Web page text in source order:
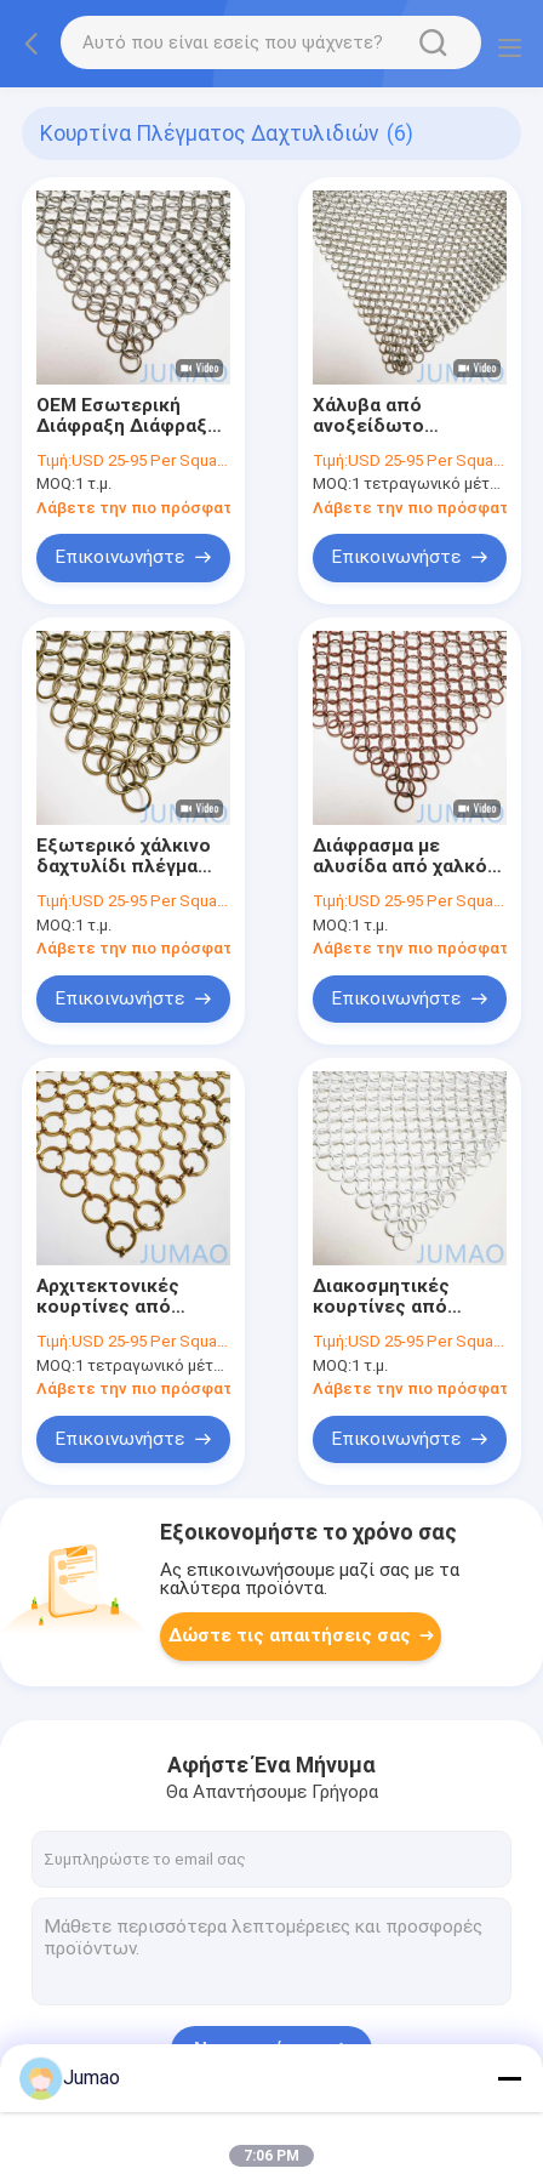
Κουρτίνα Πλέγματος Δαχτυλιδιών (6)
OEM Εσωτερική
Διάφραξη Διάφραξη
Πυροσβεστήρα
Τιμή:USD 25-95 Per Square Meter
MOQ:1 τ.μ.
Λάβετε την πιο πρόσφατη τιμή
Επικοινωνήστε
Χάλυβα από
ανοξείδωτο
κουρτίνα
αλυσοδέκτη για την
αρχιτεκτονική ντους
Τιμή:USD 25-95 Per Square Meter
MOQ:1 τετραγωνικό μέτρο
Λάβετε την πιο πρόσφατη
Επικοινωνήστε
Εξωτερικό χάλκινο
δαχτυλίδι πλέγμα
18mm υψηλή δύναμη
Τιμή:USD 25-95 Per Square Meter
MOQ:1 τ.μ.
Λάβετε την πιο πρόσφατη τιμή
Επικοινωνήστε
Διάφρασμα με
αλυσίδα από χαλκό
εσωτερικών
παραπετασμάτων 10
mm
Τιμή:USD 25-95 Per Square Meter
MOQ:1 τ.μ.
Λάβετε την πιο πρόσφατη
Επικοινωνήστε
Αρχιτεκτονικές
κουρτίνες από
Τιμή:USD 25-95 Per Square Meter
MOQ:1 τετραγωνικό μέτρο
Λάβετε την πιο πρόσφατη τιμή
Επικοινωνήστε
Διακοσμητικές
κουρτίνες από
αλυσοπλέγματος
Τιμή:USD 25-95 Per Square Meter
MOQ:1 τ.μ.
Λάβετε την πιο πρόσφατη
Επικοινωνήστε
Εξοικονομήστε το χρόνο σας
Ας επικοινωνήσουμε μαζί σας με τα
καλύτερα προϊόντα.
Δώστε τις απαιτήσεις σας
Αφήστε Ένα Μήνυμα
Θα Απαντήσουμε Γρήγορα
Να συνεχίσει
Jumao
7:06 PM